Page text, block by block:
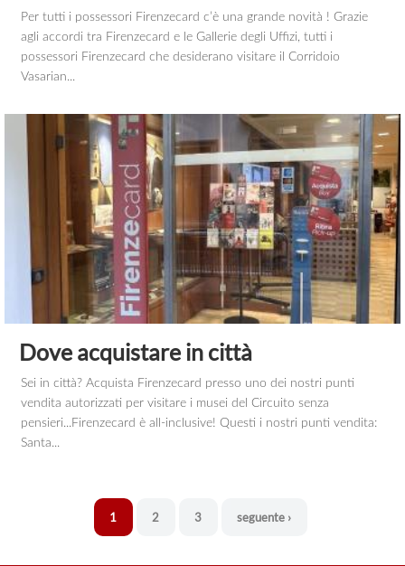
Per tutti i possessori Firenzecard c’è una grande novità ! Grazie
agli accordi tra Firenzecard e le Gallerie degli Uffizi, tutti i
possessori Firenzecard che desiderano visitare il Corridoio
Vasarian...
Dove acquistare in città
Sei in città? Acquista Firenzecard presso uno dei nostri punti
vendita autorizzati per visitare i musei del Circuito senza
pensieri...Firenzecard è all-inclusive! Questi i nostri punti vendita:
Santa...
1 2 3 seguente ›